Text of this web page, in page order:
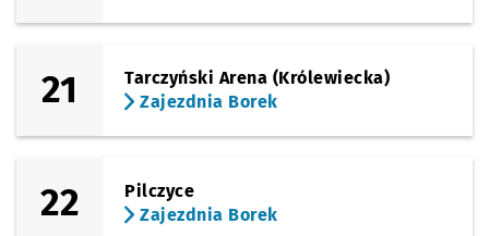
21
Tarczyński Arena (Królewiecka)
Zajezdnia Borek
22
Pilczyce
Zajezdnia Borek